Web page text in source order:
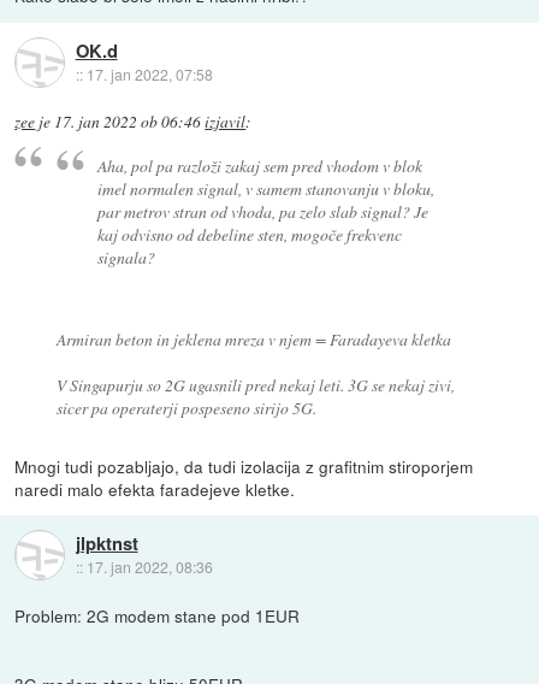
OK.d
:: 17. jan 2022, 07:58
zee je 17. jan 2022 ob 06:46izjavil:
Aha, pol pa razloži zakaj sem pred vhodom v blok
imel normalen signal, v samem stanovanju v bloku,
par metrov stran od vhoda, pa zelo slab signal? Je
kaj odvisno od debeline sten, mogoče frekvenc
signala?
Armiran beton in jeklena mreza v njem = Faradayeva kletka
V Singapurju so 2G ugasnili pred nekaj leti. 3G se nekaj zivi,
sicer pa operaterji pospeseno sirijo 5G.
Mnogi tudi pozabljajo, da tudi izolacija z grafitnim stiroporjem
naredi malo efekta faradejeve kletke.
jlpktnst
:: 17. jan 2022, 08:36
Problem: 2G modem stane pod 1EUR